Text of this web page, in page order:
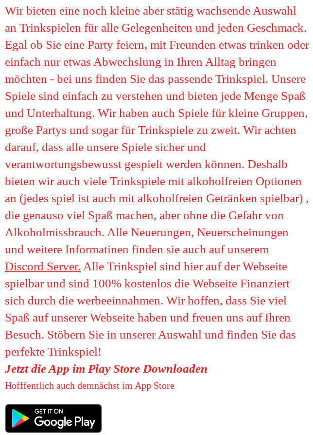
Wir bieten eine noch kleine aber stätig wachsende Auswahl
an Trinkspielen für alle Gelegenheiten und jeden Geschmack.
Egal ob Sie eine Party feiern, mit Freunden etwas trinken oder
einfach nur etwas Abwechslung in Ihren Alltag bringen
möchten - bei uns finden Sie das passende Trinkspiel. Unsere
Spiele sind einfach zu verstehen und bieten jede Menge Spaß
und Unterhaltung. Wir haben auch Spiele für kleine Gruppen,
große Partys und sogar für Trinkspiele zu zweit. Wir achten
darauf, dass alle unsere Spiele sicher und
verantwortungsbewusst gespielt werden können. Deshalb
bieten wir auch viele Trinkspiele mit alkoholfreien Optionen
an (jedes spiel ist auch mit alkoholfreien Getränken spielbar) ,
die genauso viel Spaß machen, aber ohne die Gefahr von
Alkoholmissbrauch. Alle Neuerungen, Neuerscheinungen
und weitere Informatinen finden sie auch auf unserem
Discord Server. Alle Trinkspiel sind hier auf der Webseite
spielbar und sind 100% kostenlos die Webseite Finanziert
sich durch die werbeeinnahmen. Wir hoffen, dass Sie viel
Spaß auf unserer Webseite haben und freuen uns auf Ihren
Besuch. Stöbern Sie in unserer Auswahl und finden Sie das
perfekte Trinkspiel!
Jetzt die App im Play Store Downloaden
Hofffentlich auch demnächst im App Store